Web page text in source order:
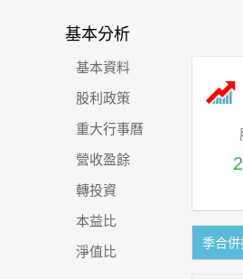
基本分析
基本資料
股利政策
重大行事曆
營收盈餘
轉投資
本益比
淨值比
季合